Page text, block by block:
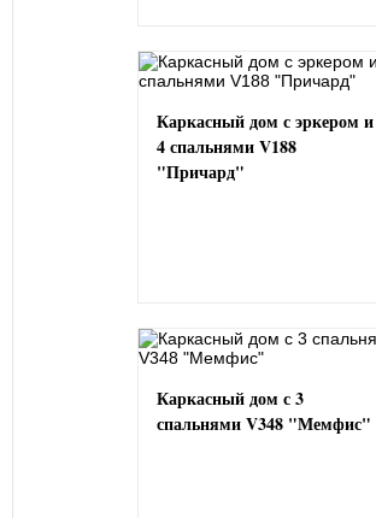
Каркасный дом с эркером и
4 спальнями V188
"Причард"
Каркасный дом с 3
спальнями V348 "Мемфис"